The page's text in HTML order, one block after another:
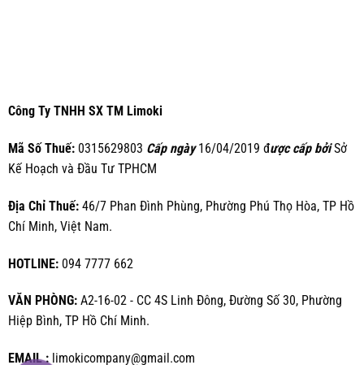
Công Ty TNHH SX TM Limoki
Mã Số Thuế:0315629803 Cấp ngày16/04/2019 được cấp bởiSở
Kế Hoạch và Đầu Tư TPHCM
Địa Chỉ Thuế:46/7 Phan Đình Phùng, Phường Phú Thọ Hòa, TP Hồ
Chí Minh, Việt Nam.
HOTLINE:094 7777 662
VĂN PHÒNG:A2-16-02 - CC 4S Linh Đông, Đường Số 30, Phường
Hiệp Bình, TP Hồ Chí Minh.
EMAIL :limokicompany@gmail.com